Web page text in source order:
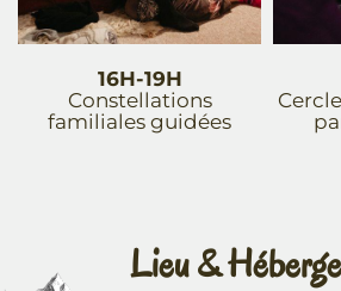
16H-19H
Constellations
familiales guidées
Lieu &